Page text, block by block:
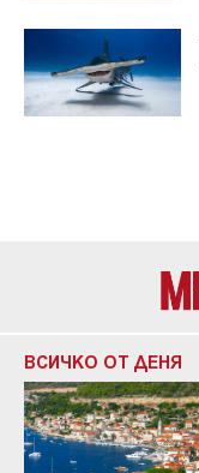
ВСИЧКО ОТ ДЕНЯ